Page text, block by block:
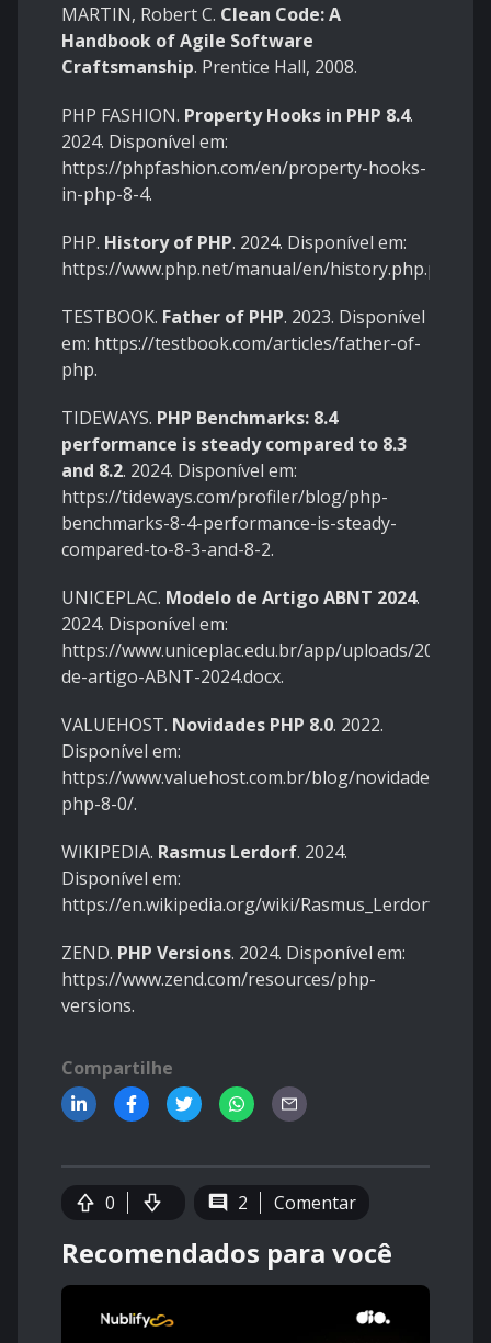
MARTIN, Robert C. Clean Code: A
Handbook of Agile Software
Craftsmanship. Prentice Hall, 2008.
PHP FASHION. Property Hooks in PHP 8.4.
2024. Disponível em:
https://phpfashion.com/en/property-hooks-
in-php-8-4.
PHP. History of PHP. 2024. Disponível em:
https://www.php.net/manual/en/history.php.php
TESTBOOK. Father of PHP. 2023. Disponível
em: https://testbook.com/articles/father-of-
php.
TIDEWAYS. PHP Benchmarks: 8.4
performance is steady compared to 8.3
and 8.2. 2024. Disponível em:
https://tideways.com/profiler/blog/php-
benchmarks-8-4-performance-is-steady-
compared-to-8-3-and-8-2.
UNICEPLAC. Modelo de Artigo ABNT 2024.
2024. Disponível em:
https://www.uniceplac.edu.br/app/uploads/2024/
de-artigo-ABNT-2024.docx.
VALUEHOST. Novidades PHP 8.0. 2022.
Disponível em:
https://www.valuehost.com.br/blog/novidades-
php-8-0/.
WIKIPEDIA. Rasmus Lerdorf. 2024.
Disponível em:
https://en.wikipedia.org/wiki/Rasmus_Lerdorf
ZEND. PHP Versions. 2024. Disponível em:
https://www.zend.com/resources/php-
versions.
Compartilhe
0 2 Comentar
Recomendados para você